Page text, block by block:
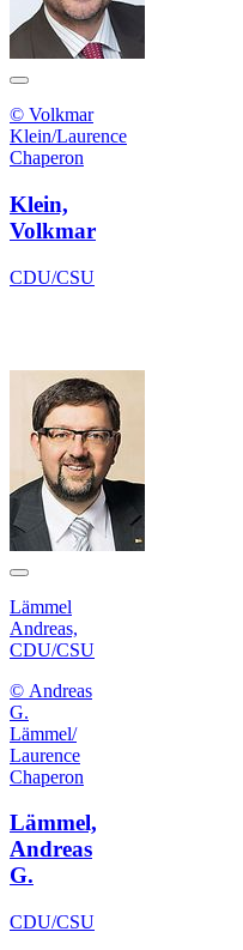
© Volkmar
Klein/Laurence
Chaperon
Klein,
Volkmar
CDU/CSU
Lämmel
Andreas,
CDU/CSU
© Andreas
G.
Lämmel/
Laurence
Chaperon
Lämmel,
Andreas
G.
CDU/CSU